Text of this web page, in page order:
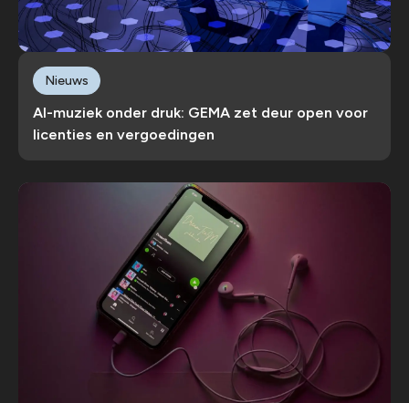
AI-muziek onder druk: GEMA zet deur open voor
licenties en vergoedingen
Nieuws